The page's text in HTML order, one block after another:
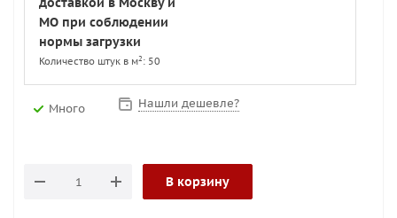
МО при соблюдении
нормы загрузки
Количество штук в м2 : 50
Много Нашли дешевле?
В корзину